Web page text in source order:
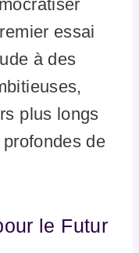
essai
à des
plus longs
de
le Futur